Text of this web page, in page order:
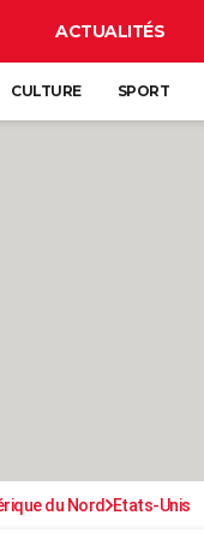
ACTUALITÉS
CULTURE SPORT
du Nord Etats-Unis